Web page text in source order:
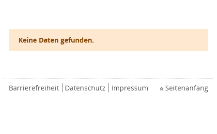
Keine Daten gefunden.
Barrierefreiheit Datenschutz Impressum Seitenanfang